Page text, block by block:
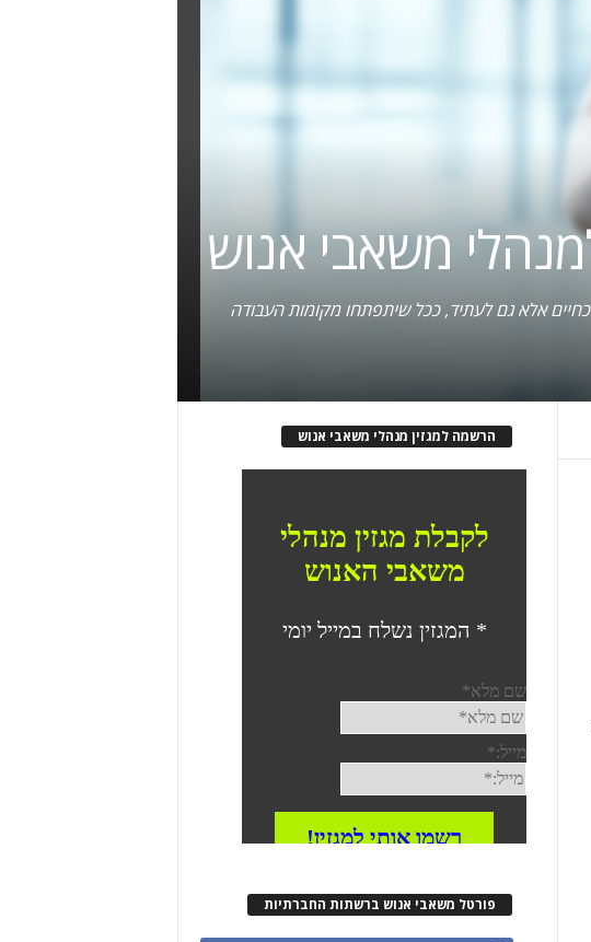
אנוש הנוכחיים אלא גם לעתיד, ככל שיתפתחו מקומות העבודה
הרשמה למגזין מנהלי משאבי אנוש
פורטל משאבי אנוש ברשתות החברתיות